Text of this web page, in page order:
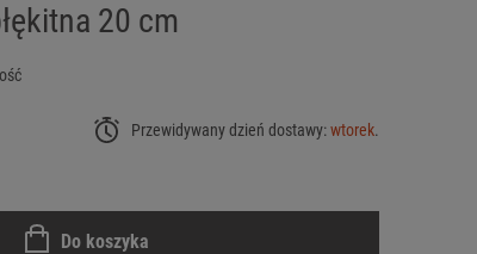
20 cm
Przewidywany dzień dostawy:wtorek.
Do koszyka